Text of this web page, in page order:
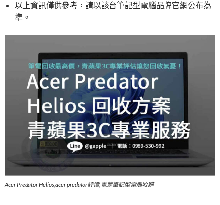
以上資訊僅供參考，請以該台筆記型電腦品牌官網公布為
準。
Acer Predator Helios,acer predator評價,電競筆記型電腦收購